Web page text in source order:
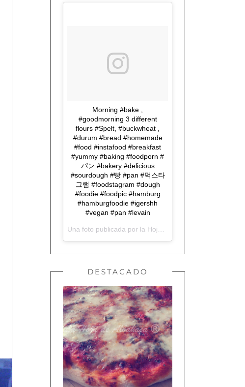
Morning #bake ,
#goodmorning 3 different
flours #Spelt, #buckwheat ,
#durum #bread #homemade
#food #instafood #breakfast
#yummy #baking #foodporn #
パン #bakery #delicious
#sourdough #빵 #pan #먹스타
그램 #foodstagram #dough
#foodie #foodpic #hamburg
#hamburgfoodie #igershh
#vegan #pan #levain
Una foto publicada por la Hoja de Albahaca (@lahojadealbahaca) el
DESTACADO